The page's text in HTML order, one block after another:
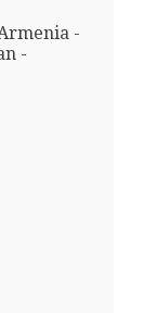
-
-